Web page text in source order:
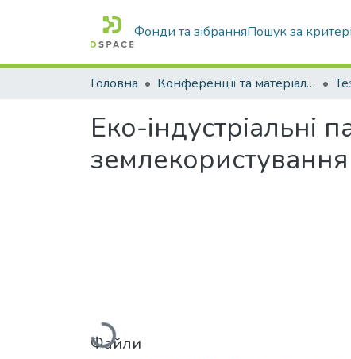
Фонди та зібранняПошук за
Головна Конференції та матеріали конференцій
Еко-індустріальні
землекористування
Вантажиться...
Файли